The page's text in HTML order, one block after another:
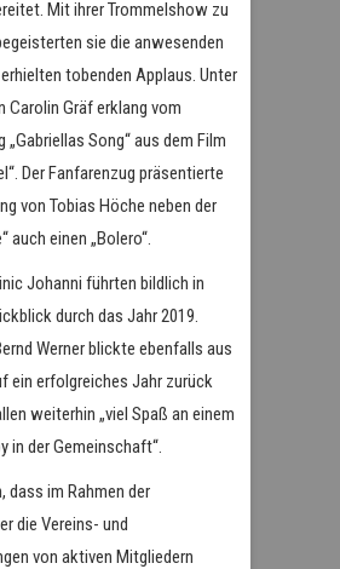
Mit ihrer Trommelshow zu
sie die anwesenden
tobenden Applaus. Unter
Carolin Gräf erklang vom
„Gabriellas Song“ aus dem Film
Der Fanfarenzug präsentierte
von Tobias Höche neben der
auch einen „Bolero“.
Johanni führten bildlich in
durch das Jahr 2019.
Werner blickte ebenfalls aus
ein erfolgreiches Jahr zurück
weiterhin „viel Spaß an einem
in der Gemeinschaft“.
dass im Rahmen der
die Vereins- und
von aktiven Mitgliedern